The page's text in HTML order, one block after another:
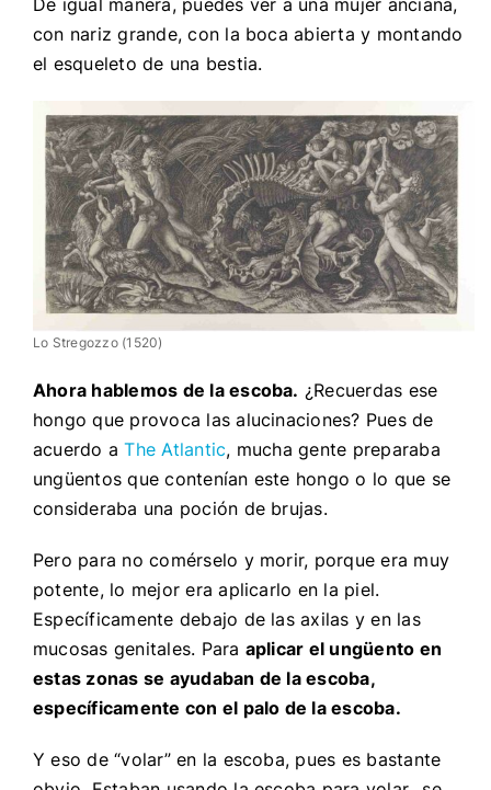
De igual manera, puedes ver a una mujer anciana,
con nariz grande, con la boca abierta y montando
el esqueleto de una bestia.
Lo Stregozzo (1520)
Ahora hablemos de la escoba. ¿Recuerdas ese
hongo que provoca las alucinaciones? Pues de
acuerdo aThe Atlantic, mucha gente preparaba
ungüentos que contenían este hongo o lo que se
consideraba una poción de brujas.
Pero para no comérselo y morir, porque era muy
potente, lo mejor era aplicarlo en la piel.
Específicamente debajo de las axilas y en las
mucosas genitales. Para aplicar el ungüento en
estas zonas se ayudaban de la escoba,
específicamente con el palo de la escoba.
Y eso de “volar” en la escoba, pues es bastante